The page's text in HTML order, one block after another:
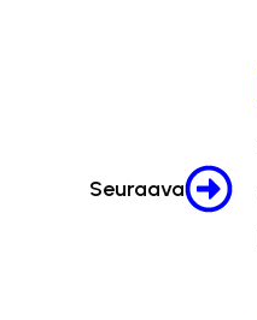
Seuraava